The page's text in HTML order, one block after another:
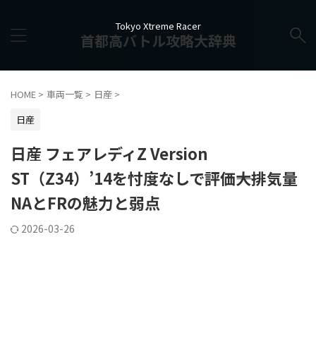
Tokyo Xtreme Racer
首都高バトル攻略大辞典
HOME > 車両一覧 > 日産 >
日産
日産 フェアレディZ Version
ST（Z34）’14を忖度なしで評価――大排気量
NAとFRの魅力と弱点
2026-03-26